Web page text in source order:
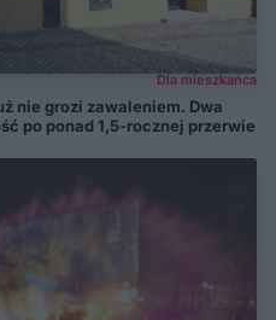
Dla mieszkańca
nie grozi zawaleniem. Dwa
po ponad 1,5-rocznej przerwie